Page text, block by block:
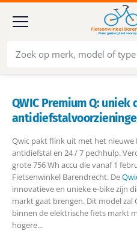
QWIC Premium Q: uniek
Qwic pakt flink uit met het nieuwe
antidiefstal en 24 / 7 pechhulp.
grote 756 Wh accu die vanaf 1
Fietsenwinkel Barendrecht. De
innovatieve en unieke e-bike zijn
markt gaat brengen. Dit model
binnen de elektrische fiets markt
hogere...